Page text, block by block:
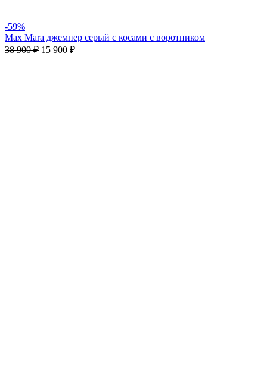
-59%
Max Mara джемпер серый с косами с воротником
38 900₽ 15 900 ₽